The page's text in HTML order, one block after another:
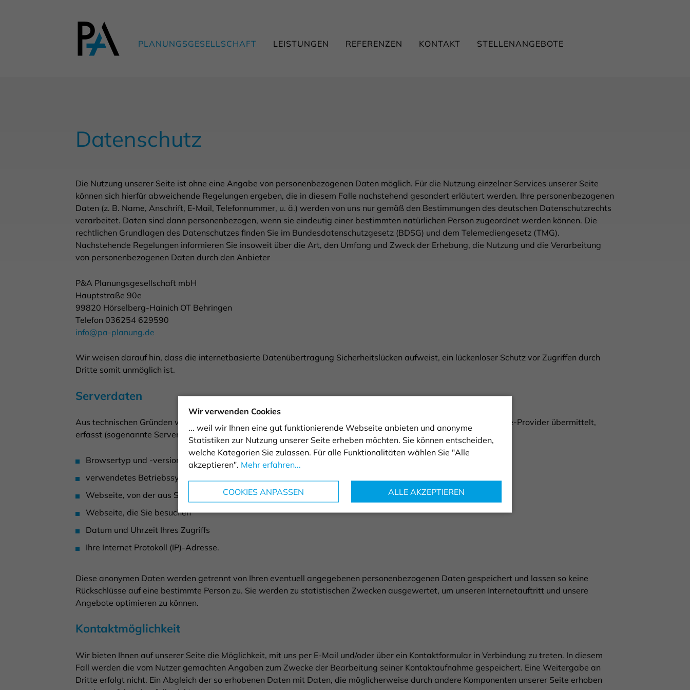
PLANUNGSGESELLSCHAFT LEISTUNGEN REFERENZEN KONTAKT STELLENANGEBOTE
Datenschutz
Die Nutzung unserer Seite ist ohne eine Angabe von personenbezogenen Daten möglich. Für die Nutzung einzelner Services unserer Seite
können sich hierfür abweichende Regelungen ergeben, die in diesem Falle nachstehend gesondert erläutert werden. Ihre personenbezogenen
Daten (z. B. Name, Anschrift, E-Mail, Telefonnummer, u. ä.) werden von uns nur gemäß den Bestimmungen des deutschen Datenschutzrechts
verarbeitet. Daten sind dann personenbezogen, wenn sie eindeutig einer bestimmten natürlichen Person zugeordnet werden können. Die
rechtlichen Grundlagen des Datenschutzes finden Sie im Bundesdatenschutzgesetz (BDSG) und dem Telemediengesetz (TMG).
Nachstehende Regelungen informieren Sie insoweit über die Art, den Umfang und Zweck der Erhebung, die Nutzung und die Verarbeitung
von personenbezogenen Daten durch den Anbieter
P&A Planungsgesellschaft mbH
Hauptstraße 90e
99820 Hörselberg-Hainich OT Behringen
Telefon 036254 629590
info@pa-planung.de
Wir weisen darauf hin, dass die internetbasierte Datenübertragung Sicherheitslücken aufweist, ein lückenloser Schutz vor Zugriffen durch
Dritte somit unmöglich ist.
Serverdaten
Aus technischen Gründen werden u. a. folgende Daten, die Ihr Internet-Browser an uns bzw. an unseren Webspace-Provider übermittelt,
erfasst (sogenannte Serverlogfiles):
Browsertyp und -version
verwendetes Betriebssystem
Webseite, von der aus Sie uns besuchen (Referrer URL)
Webseite, die Sie besuchen
Datum und Uhrzeit Ihres Zugriffs
Ihre Internet Protokoll (IP)-Adresse.
Diese anonymen Daten werden getrennt von Ihren eventuell angegebenen personenbezogenen Daten gespeichert und lassen so keine
Rückschlüsse auf eine bestimmte Person zu. Sie werden zu statistischen Zwecken ausgewertet, um unseren Internetauftritt und unsere
Angebote optimieren zu können.
Kontaktmöglichkeit
Wir bieten Ihnen auf unserer Seite die Möglichkeit, mit uns per E-Mail und/oder über ein Kontaktformular in Verbindung zu treten. In diesem
Fall werden die vom Nutzer gemachten Angaben zum Zwecke der Bearbeitung seiner Kontaktaufnahme gespeichert. Eine Weitergabe an
Dritte erfolgt nicht. Ein Abgleich der so erhobenen Daten mit Daten, die möglicherweise durch andere Komponenten unserer Seite erhoben
Wir verwenden Cookies
... weil wir Ihnen eine gut funktionierende Webseite anbieten und anonyme
Statistiken zur Nutzung unserer Seite erheben möchten. Sie können entscheiden,
welche Kategorien Sie zulassen. Für alle Funktionalitäten wählen Sie "Alle
akzeptieren". Mehr erfahren...
COOKIES ANPASSEN ALLE AKZEPTIEREN